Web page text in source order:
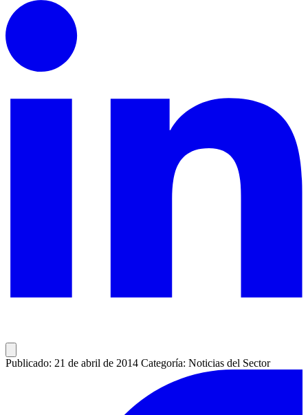
Publicado: 21 de abril de 2014 Categoría: Noticias del Sector